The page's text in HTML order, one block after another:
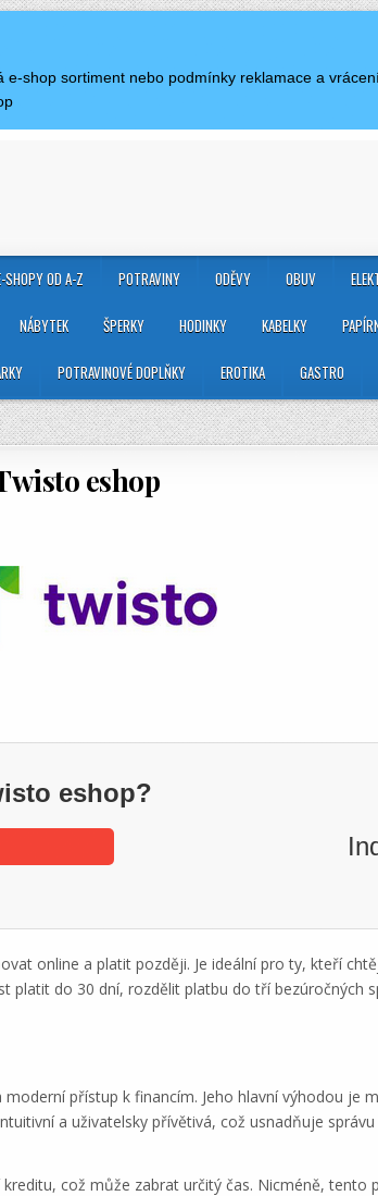
shop sortiment nebo podmínky reklamace a
SHOPY OD A-Z POTRAVINY ODĚVY OBUV
NÁBYTEK ŠPERKY HODINKY KABELKY
POTRAVINOVÉ DOPLŇKY EROTIKA GASTRO
eshop
eshop?
online a platit později. Je ideální pro ty, kteří
platit do 30 dní, rozdělit platbu do tří bezúročných
přístup k financím. Jeho hlavní výhodou je
a uživatelsky přívětivá, což usnadňuje
což může zabrat určitý čas. Nicméně, tento